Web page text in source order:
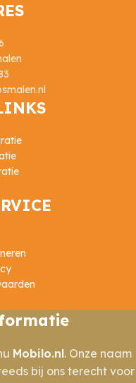
Mobilo.nl. Onze naam
bij ons terecht voor